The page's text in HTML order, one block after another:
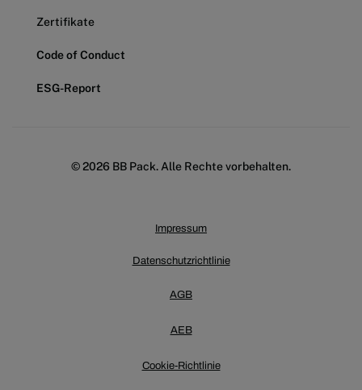
Zertifikate
Code of Conduct
ESG-Report
© 2026 BB Pack. Alle Rechte vorbehalten.
Impressum
Datenschutzrichtlinie
AGB
AEB
Cookie-Richtlinie